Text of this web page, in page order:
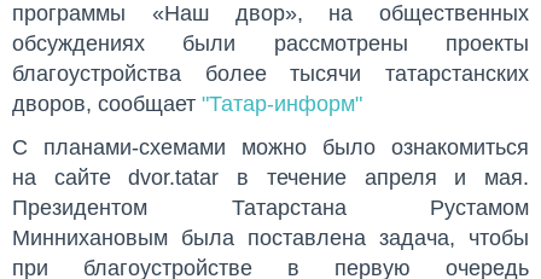
программы «Наш двор», на общественных
обсуждениях были рассмотрены проекты
благоустройства более тысячи татарстанских
дворов, сообщает "Татар-информ"
С планами-схемами можно было ознакомиться
на сайте dvor.tatar в течение апреля и мая.
Президентом Татарстана Рустамом
Миннихановым была поставлена задача, чтобы
при благоустройстве в первую очередь